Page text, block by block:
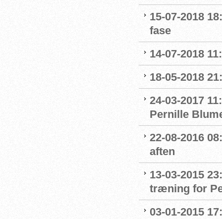
15-07-2018
fase
14-07-2018
18-05-2018
24-03-2017
Pernille
22-08-2016
aften
13-03-2015
træning for
03-01-2015